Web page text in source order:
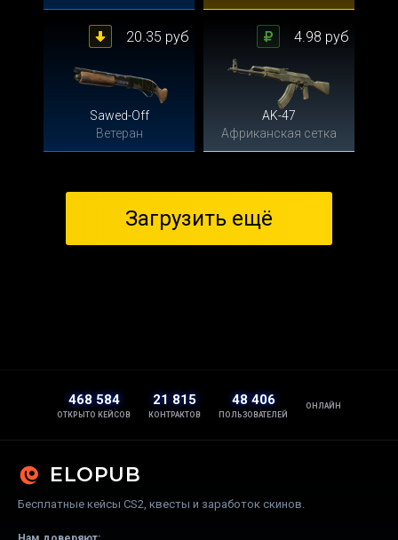
Sawed-Off
Ветеран
20.35 руб
AK-47
Африканская сетка
4.98 руб
Загрузить ещё
468 584
ОТКРЫТО КЕЙСОВ
21 815
КОНТРАКТОВ
48 406
ПОЛЬЗОВАТЕЛЕЙ
ОНЛАЙН
ELOPUB
Бесплатные кейсы CS2, квесты и заработок скинов.